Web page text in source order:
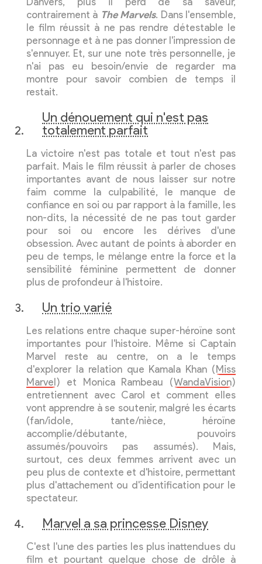
contrairement à The Marvels. Dans l'ensemble,
le film réussit à ne pas rendre détestable le
personnage et à ne pas donner l'impression de
s'ennuyer. Et, sur une note très personnelle, je
n'ai pas eu besoin/envie de regarder ma
montre pour savoir combien de temps il
restait.
Un dénouement qui n'est pas
totalement parfait
La victoire n'est pas totale et tout n'est pas
parfait. Mais le film réussit à parler de choses
importantes avant de nous laisser sur notre
faim comme la culpabilité, le manque de
confiance en soi ou par rapport à la famille, les
non-dits, la nécessité de ne pas tout garder
pour soi ou encore les dérives d'une
obsession. Avec autant de points à aborder en
peu de temps, le mélange entre la force et la
sensibilité féminine permettent de donner
plus de profondeur à l'histoire.
Un trio varié
Les relations entre chaque super-héroïne sont
importantes pour l'histoire. Même si Captain
Marvel reste au centre, on a le temps
d'explorer la relation que Kamala Khan ( Miss
Marvel ) et Monica Rambeau (WandaVision)
entretiennent avec Carol et comment elles
vont apprendre à se soutenir, malgré les écarts
(fan/idole, tante/nièce, héroïne
accomplie/débutante, pouvoirs
assumés/pouvoirs pas assumés). Mais,
surtout, ces deux femmes arrivent avec un
peu plus de contexte et d'histoire, permettant
plus d'attachement ou d'identification pour le
spectateur.
Marvel a sa princesse Disney
C'est l'une des parties les plus inattendues du
film et pourtant quelque chose de drôle à